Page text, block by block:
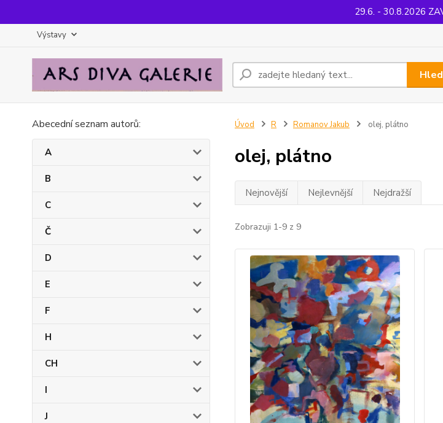
29.6. - 30.8.2026
Výstavy
Abecední seznam autorů:
A
B
C
Č
D
E
F
H
CH
I
J
Úvod R Romanov Jakub olej, plátno
olej, plátno
Nejnovější Nejlevnější Nejdražší
Zobrazuji 1-9 z 9